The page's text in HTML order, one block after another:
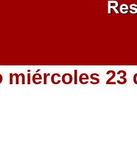
miércoles 23